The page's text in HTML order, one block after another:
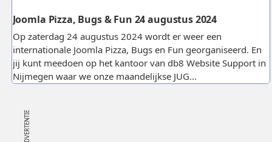
Joomla Pizza, Bugs & Fun 24 augustus 2024
Op zaterdag 24 augustus 2024 wordt er weer een
internationale Joomla Pizza, Bugs en Fun georganiseerd. En
jij kunt meedoen op het kantoor van db8 Website Support in
Nijmegen waar we onze maandelijkse JUG...